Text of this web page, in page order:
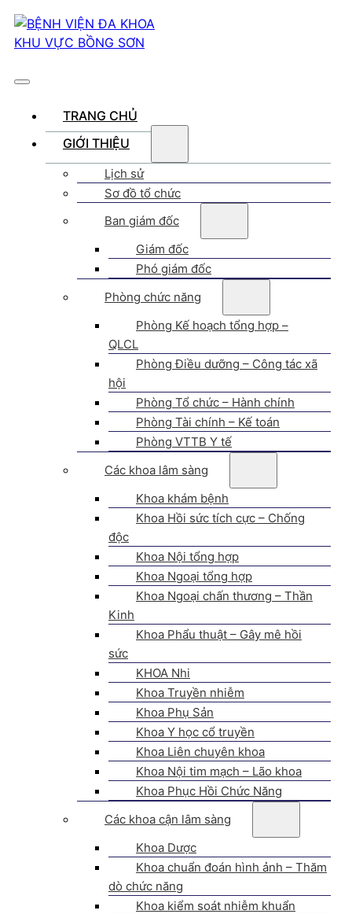
TRANG CHỦ
GIỚI THIỆU
Lịch sử
Sơ đồ tổ chức
Ban giám đốc
Giám đốc
Phó giám đốc
Phòng chức năng
Phòng Kế hoạch tổng hợp –
QLCL
Phòng Điều dưỡng – Công tác xã
hội
Phòng Tổ chức – Hành chính
Phòng Tài chính – Kế toán
Phòng VTTB Y tế
Các khoa lâm sàng
Khoa khám bệnh
Khoa Hồi sức tích cực – Chống
độc
Khoa Nội tổng hợp
Khoa Ngoại tổng hợp
Khoa Ngoại chấn thương – Thần
Kinh
Khoa Phẩu thuật – Gây mê hồi
sức
KHOA Nhi
Khoa Truyền nhiễm
Khoa Phụ Sản
Khoa Y học cổ truyền
Khoa Liên chuyên khoa
Khoa Nội tim mạch – Lão khoa
Khoa Phục Hồi Chức Năng
Các khoa cận lâm sàng
Khoa Dược
Khoa chuẩn đoán hình ảnh – Thăm
dò chức năng
Khoa kiểm soát nhiễm khuẩn